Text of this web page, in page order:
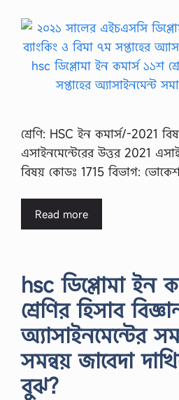
শ্রেণি: HSC ইন কমার্স/-2021
এসাইনমেন্টেরের উত্তর 2021
বিষয় কোডঃ 1715 বিভাগ:
Read more
hsc ডিপ্লোমা ইন
শ্রেণির হিসাব
অ্যাসাইনমেন্টের
সমন্বয় জাবেদা
বুঝ?